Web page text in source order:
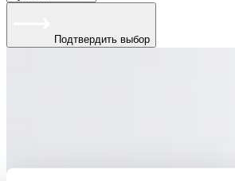
Подтвердить выбор